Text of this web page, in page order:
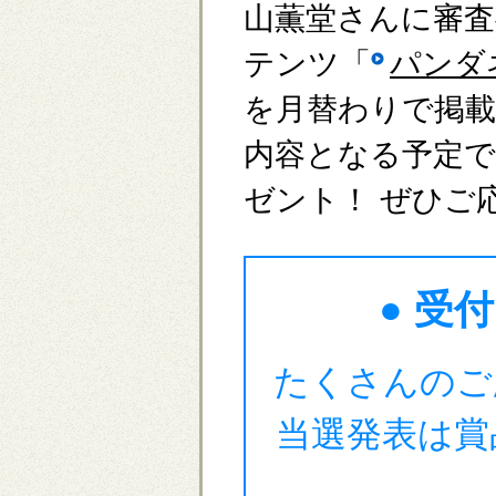
山薫堂さんに審
テンツ「
パンダ
を月替わりで掲
内容となる予定
ゼント！ ぜひご
● 受
たくさんの
当選発表は